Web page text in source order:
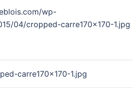
wp-
04/cropped-carre170x170-1.jpg
carre170x170-1.jpg